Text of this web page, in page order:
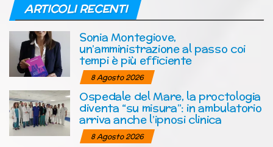
ARTICOLI RECENTI
Sonia Montegiove,
un’amministrazione al passo coi
tempi è più efficiente
8 Agosto 2026
Ospedale del Mare, la proctologia
diventa “su misura”: in ambulatorio
arriva anche l’ipnosi clinica
8 Agosto 2026